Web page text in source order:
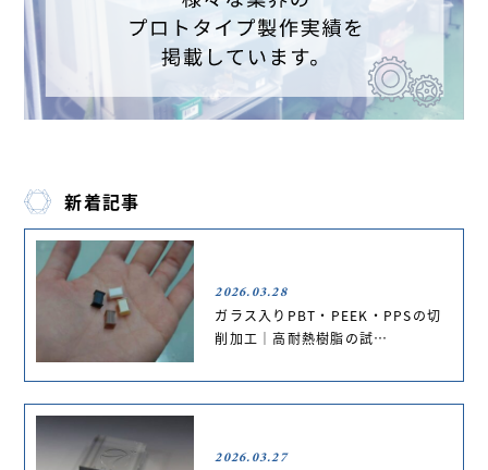
新着記事
2026.03.28
ガラス入りPBT・PEEK・PPSの切
削加工｜高耐熱樹脂の試…
2026.03.27